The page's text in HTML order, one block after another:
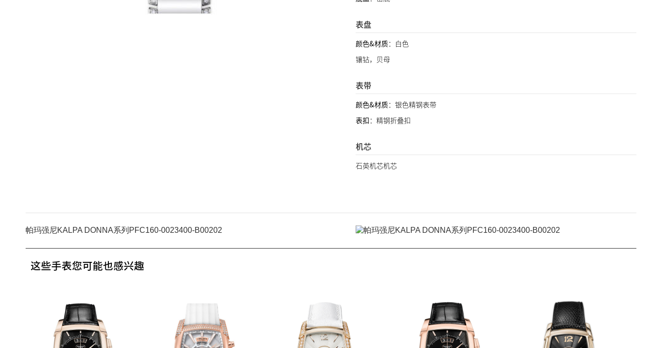
表盘
颜色&材质：白色
镶钻，贝母
表带
颜色&材质：银色精钢表带
表扣：精钢折叠扣
机芯
石英机芯机芯
帕玛强尼KALPA DONNA系列PFC160-0023400-B00202
这些手表您可能也感兴趣